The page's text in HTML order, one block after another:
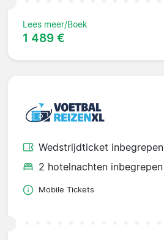
Lees meer/Boek
1 489 €
Wedstrijdticket inbegrepen
2 hotelnachten inbegrepen
Mobile Tickets